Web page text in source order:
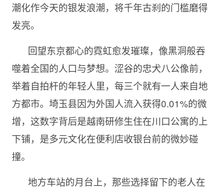
潮化作今天的银发浪潮，将千年古刹的门槛磨得
发亮。
回望东京都心的霓虹愈发璀璨，像黑洞般吞
噬着全国的人口与梦想。涩谷的忠犬八公像前，
举着自拍杆的年轻人里，每三个就有一人来自地
方都市。埼玉县因为外国人流入获得0.01%的微
增，这数字背后是越南研修生住在川口公寓的上
下铺，是多元文化在便利店收银台前的微妙碰
撞。
地方车站的月台上，那些选择留下的老人在